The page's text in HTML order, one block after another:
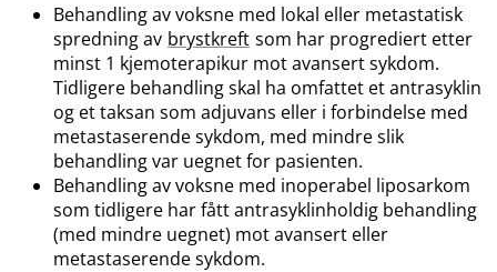
Behandling av voksne med lokal eller metastatisk
spredning av brystkreft som har progrediert etter
minst 1 kjemoterapikur mot avansert sykdom.
Tidligere behandling skal ha omfattet et antrasyklin
og et taksan som adjuvans eller i forbindelse med
metastaserende sykdom, med mindre slik
behandling var uegnet for pasienten.
Behandling av voksne med inoperabel liposarkom
som tidligere har fått antrasyklinholdig behandling
(med mindre uegnet) mot avansert eller
metastaserende sykdom.